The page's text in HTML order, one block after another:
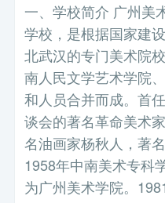
一、学校简介 广州美
学校，是根据国家建
北武汉的专门美术院
南人民文学艺术学院
和人员合并而成。首
谈会的著名革命美术
名油画家杨秋人，著
1958年中南美术专科
为广州美术学院。